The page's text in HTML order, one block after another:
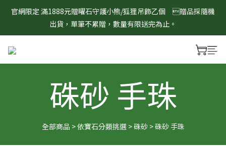
8/1-8/31 淨心護運 全館8折起 記得將商品加入購物車查看最終折
扣金額！
官網限定 滿1888元贈曜石守護小熊/狐狸吊飾乙個　贈品採隨機
出貨，單筆不累贈，數量有限送完為止。
8/1-8/31 淨心護運 全館8折起 記得將商品加入購物車查看最終折
硃砂 手珠
全部商品 >依寶石分類挑選>硃砂>硃砂 手珠